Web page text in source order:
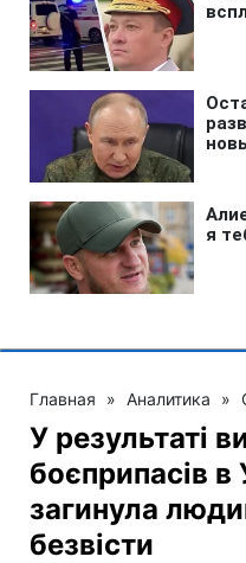
Главная » Аналитика »
У результаті
боєприпасів
загинула
безвісти